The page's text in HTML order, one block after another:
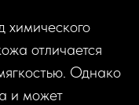
отличается
Однако
и может